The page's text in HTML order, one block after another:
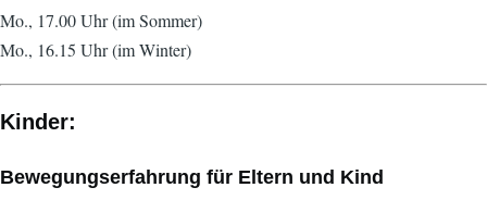
Mo., 17.00 Uhr (im Sommer)
Mo., 16.15 Uhr (im Winter)
Kinder:
Bewegungserfahrung für Eltern und Kind